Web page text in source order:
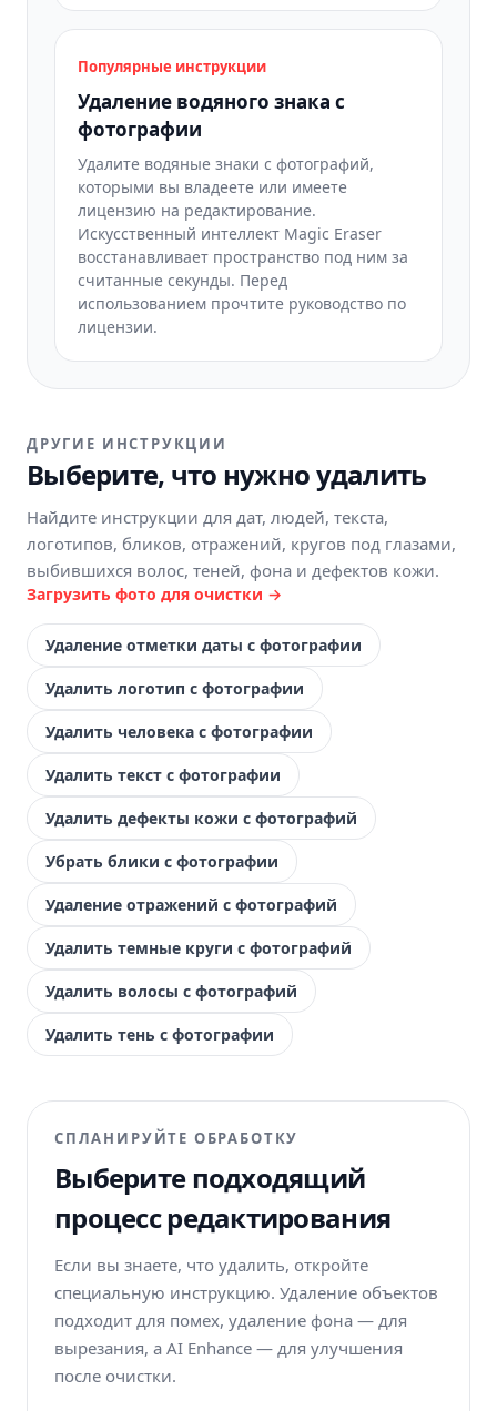
Популярные инструкции
Удаление водяного знака с
фотографии
Удалите водяные знаки с фотографий,
которыми вы владеете или имеете
лицензию на редактирование.
Искусственный интеллект Magic Eraser
восстанавливает пространство под ним за
считанные секунды. Перед
использованием прочтите руководство по
лицензии.
ДРУГИЕ ИНСТРУКЦИИ
Выберите, что нужно удалить
Найдите инструкции для дат, людей, текста,
логотипов, бликов, отражений, кругов под глазами,
выбившихся волос, теней, фона и дефектов кожи.
Загрузить фото для очистки →
Удаление отметки даты с фотографии
Удалить логотип с фотографии
Удалить человека с фотографии
Удалить текст с фотографии
Удалить дефекты кожи с фотографий
Убрать блики с фотографии
Удаление отражений с фотографий
Удалить темные круги с фотографий
Удалить волосы с фотографий
Удалить тень с фотографии
СПЛАНИРУЙТЕ ОБРАБОТКУ
Выберите подходящий
процесс редактирования
Если вы знаете, что удалить, откройте
специальную инструкцию. Удаление объектов
подходит для помех, удаление фона — для
вырезания, а AI Enhance — для улучшения
после очистки.